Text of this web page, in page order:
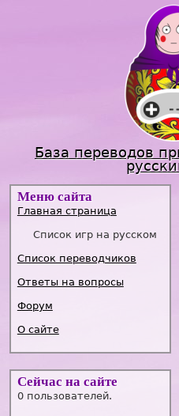
Jump to
База переводов
Меню сайта
Главная страница
Список игр на русском
Список переводчиков
Ответы на вопросы
Форум
О сайте
Сейчас на сайте
0 пользователей.